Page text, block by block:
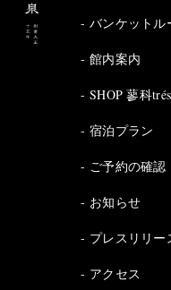
バンケットル
館内案内
SHOP 蓼科
宿泊プラン
ご予約の確認
お知らせ
プレスリリー
アクセス